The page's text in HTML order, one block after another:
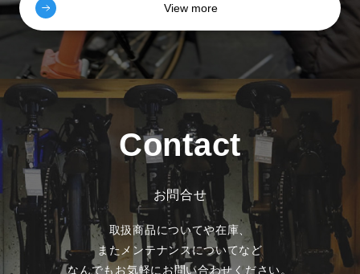
View more
Contact
お問合せ
取扱商品についてや在庫、
またメンテナンスについてなど
なんでもお気軽にお問い合わせください。